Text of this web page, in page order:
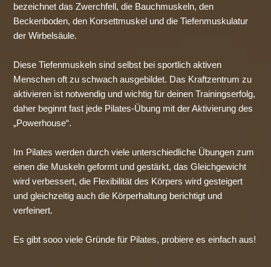
bezeichnet das Zwerchfell, die Bauchmuskeln, den
Beckenboden, den Korsettmuskel und die Tiefenmuskulatur
der Wirbelsäule.
Diese Tiefenmuskeln sind selbst bei sportlich aktiven
Menschen oft zu schwach ausgebildet. Das Kraftzentrum zu
aktivieren ist notwendig und wichtig für deinen Trainingserfolg,
daher beginnt fast jede Pilates-Übung mit der Aktivierung des
„Powerhouse“.
Im Pilates werden durch viele unterschiedliche Übungen zum
einen die Muskeln geformt und gestärkt, das Gleichgewicht
wird verbessert, die Flexibilität des Körpers wird gesteigert
und gleichzeitig auch die Körperhaltung berichtigt und
verfeinert.
Es gibt sooo viele Gründe für Pilates, probiere es einfach aus!